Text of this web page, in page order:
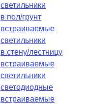
светильники
в пол/грунт
встраиваемые
светильники
в стену/лестницу
встраиваемые
светильники
светодиодные
встраиваемые